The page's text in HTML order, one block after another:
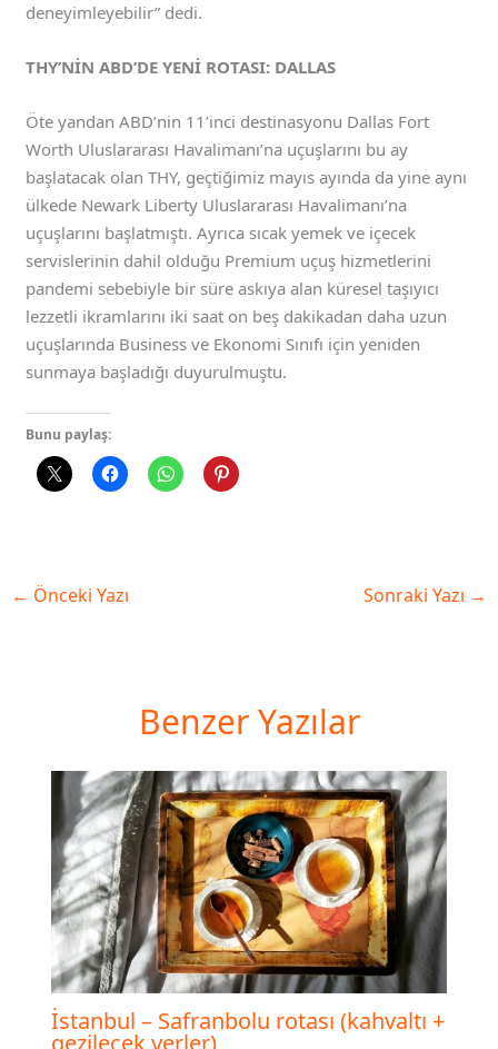
deneyimleyebilir” dedi.
THY’NİN ABD’DE YENİ ROTASI: DALLAS
Öte yandan ABD’nin 11’inci destinasyonu Dallas Fort
Worth Uluslararası Havalimanı’na uçuşlarını bu ay
başlatacak olan THY, geçtiğimiz mayıs ayında da yine aynı
ülkede Newark Liberty Uluslararası Havalimanı’na
uçuşlarını başlatmıştı. Ayrıca sıcak yemek ve içecek
servislerinin dahil olduğu Premium uçuş hizmetlerini
pandemi sebebiyle bir süre askıya alan küresel taşıyıcı
lezzetli ikramlarını iki saat on beş dakikadan daha uzun
uçuşlarında Business ve Ekonomi Sınıfı için yeniden
sunmaya başladığı duyurulmuştu.
Bunu paylaş:
← Önceki Yazı Sonraki Yazı →
Benzer Yazılar
İstanbul – Safranbolu rotası (kahvaltı +